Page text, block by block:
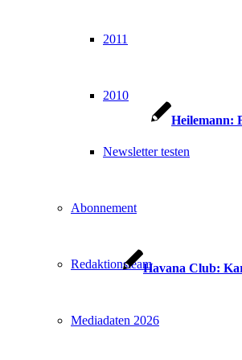
2011
2010
Newsletter testen
Abonnement
Redaktionsteam
Mediadaten 2026
Heilemann:
Havana Club: